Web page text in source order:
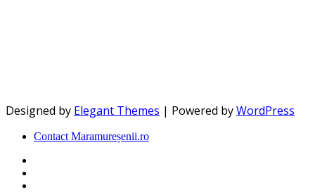
Designed by Elegant Themes | Powered byWordPress
Contact Maramureșenii.ro